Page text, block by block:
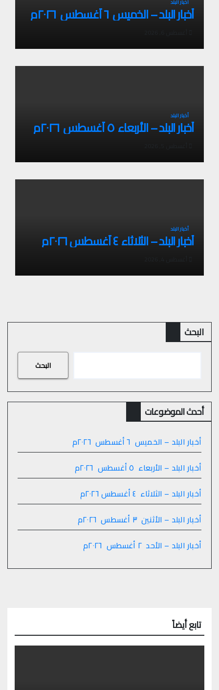
أخبار البلد
أخبار البلد – الخميس ٦ أغسطس ٢٠٢٦م
أخبار البلد
أخبار البلد – الأربعاء ٥ أغسطس ٢٠٢٦م
أخبار البلد
أخبار البلد – الثلاثاء ٤ أغسطس ٢٠٢٦م
البحث
البحث
أحدث الموضوعات
أخبار البلد – الخميس ٦ أغسطس ٢٠٢٦م
أخبار البلد – الأربعاء ٥ أغسطس ٢٠٢٦م
أخبار البلد – الثلاثاء ٤ أغسطس ٢٠٢٦م
أخبار البلد – الأثنين ٣ أغسطس ٢٠٢٦م
أخبار البلد – الأحد ٢ أغسطس ٢٠٢٦م
تابع أيضاً